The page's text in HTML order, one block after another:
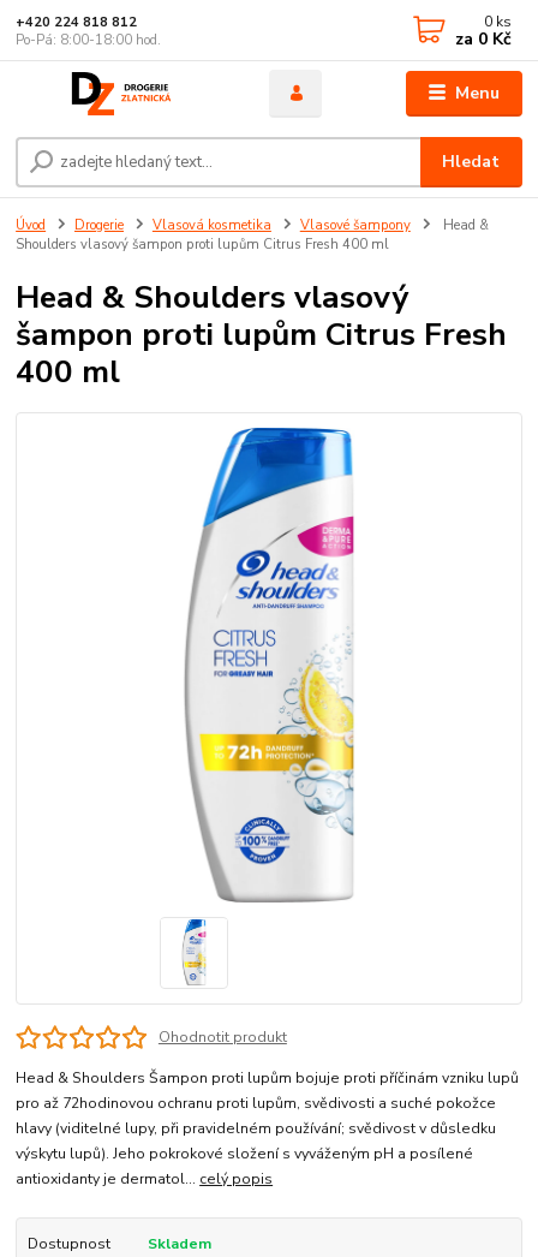
Menu
Hledat
+420 224 818 812
Po-Pá: 8:00-18:00 hod.
0 ks
za 0 Kč
Úvod Drogerie Vlasová kosmetika Vlasové šampony
Head &
Shoulders vlasový šampon proti lupům Citrus Fresh 400 ml
Head & Shoulders vlasový
šampon proti lupům Citrus Fresh
400 ml
Ohodnotit produkt
Head & Shoulders Šampon proti lupům bojuje proti příčinám vzniku lupů
pro až 72hodinovou ochranu proti lupům, svědivosti a suché pokožce
hlavy (viditelné lupy, při pravidelném používání; svědivost v důsledku
výskytu lupů). Jeho pokrokové složení s vyváženým pH a posílené
antioxidanty je dermatol... celý popis
Dostupnost Skladem